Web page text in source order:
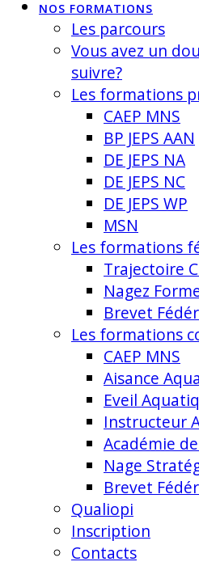
NOS FORMATIONS
Les parcours
Vous avez un
suivre?
Les formations
CAEP MNS
BP JEPS AAN
DE JEPS NA
DE JEPS NC
DE JEPS WP
MSN
Les formations
Trajectoire
Nagez
Brevet
Les formations
CAEP MNS
Aisance
Eveil
Instructeur
Académie
Nage
Brevet
Qualiopi
Inscription
Contacts